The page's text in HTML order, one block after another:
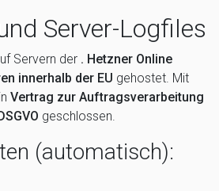
Server-Logfiles
Servern der . Hetzner Online
innerhalb der EU gehostet. Mit
Vertrag zur Auftragsverarbeitung
geschlossen.
(automatisch):